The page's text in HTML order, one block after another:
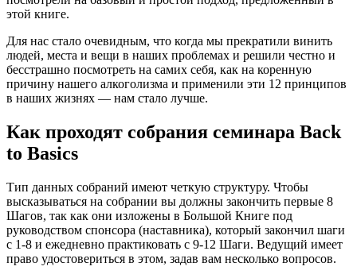
этой книге.
Для нас стало очевидным, что когда мы прекратили винить
людей, места и вещи в наших проблемах и решили честно и
бесстрашно посмотреть на самих себя, как на коренную
причину нашего алкоголизма и применили эти 12 принципов
в наших жизнях — нам стало лучше.
Как проходят собрания семинара Вack
to Basics
Тип данных собраний имеют четкую структуру. Чтобы
высказываться на собрании вы должны закончить первые 8
Шагов, так как они изложены в Большой Книге под
руководством спонсора (наставника), который закончил шаги
с 1-8 и ежедневно практиковать с 9-12 Шаги. Ведущий имеет
право удостовериться в этом, задав вам несколько вопросов.